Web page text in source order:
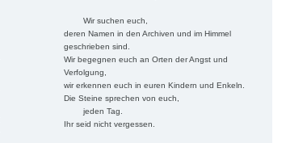
Wir suchen euch,
deren Namen in den Archiven und im Himmel
geschrieben sind.
Wir begegnen euch an Orten der Angst und
Verfolgung,
wir erkennen euch in euren Kindern und Enkeln.
Die Steine sprechen von euch,
jeden Tag.
Ihr seid nicht vergessen.